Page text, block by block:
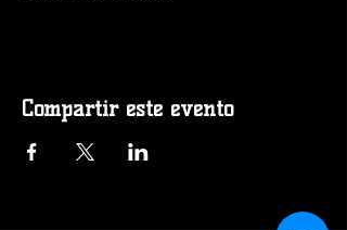
Compartir este evento